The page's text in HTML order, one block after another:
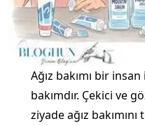
Ağız bakımı bir
bakımdır. Çekici ve
ziyade ağız